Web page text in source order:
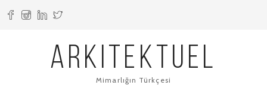
ARKITEKTUEL
Mimarlığın Türkçesi